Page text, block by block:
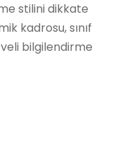
stilini dikkate
kadrosu, sınıf
bilgilendirme